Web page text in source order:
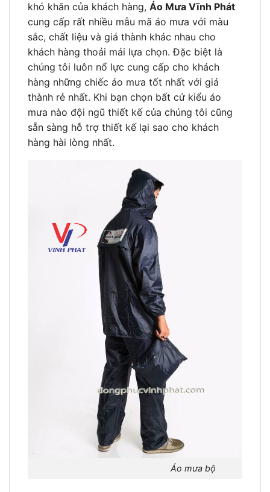
khó khăn của khách hàng, Áo Mưa Vĩnh Phát
cung cấp rất nhiều mẫu mã áo mưa với màu
sắc, chất liệu và giá thành khác nhau cho
khách hàng thoải mái lựa chọn. Đặc biệt là
chúng tôi luôn nổ lực cung cấp cho khách
hàng những chiếc áo mưa tốt nhất với giá
thành rẻ nhất. Khi bạn chọn bất cứ kiểu áo
mưa nào đội ngũ thiết kế của chúng tôi cũng
sẵn sàng hỗ trợ thiết kế lại sao cho khách
hàng hài lòng nhất.
Áo mưa bộ